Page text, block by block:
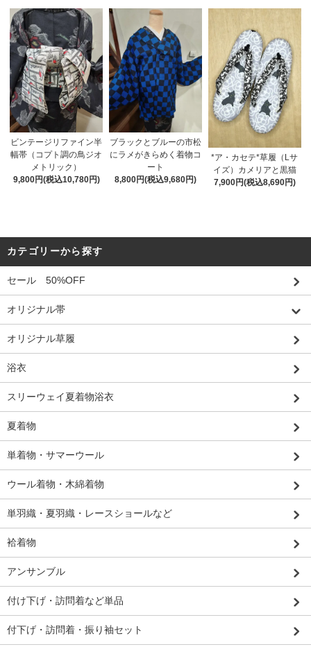
ビンテージリファイン半
幅帯（コプト調の鳥ジオ
メトリック）
9,800円(税込10,780円)
ブラックとブルーの市松
にラメがきらめく着物コ
ート
8,800円(税込9,680円)
*ア・カセテ*草履（Lサ
イズ）カメリアと黒猫
7,900円(税込8,690円)
カテゴリーから探す
セール 50%OFF
オリジナル帯
オリジナル草履
浴衣
スリーウェイ夏着物浴衣
夏着物
単着物・サマーウール
ウール着物・木綿着物
単羽織・夏羽織・レースショールなど
袷着物
アンサンブル
付け下げ・訪問着など単品
付下げ・訪問着・振り袖セット